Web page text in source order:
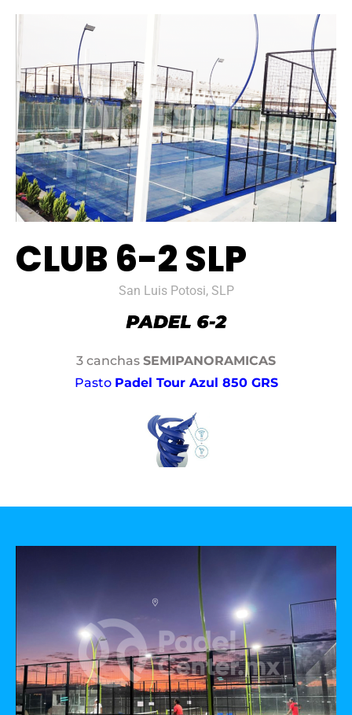
CLUB 6-2 SLP
San Luis Potosi, SLP
3 canchas SEMIPANORAMICAS
Pasto Padel Tour Azul 850 GRS